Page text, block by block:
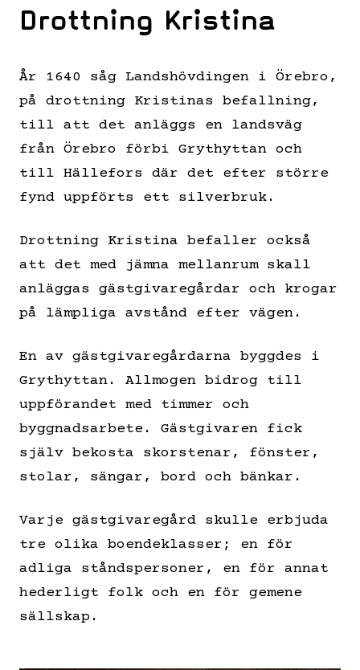
Drottning Kristina
År 1640 såg Landshövdingen i Örebro,
på drottning Kristinas befallning,
till att det anläggs en landsväg
från Örebro förbi Grythyttan och
till Hällefors där det efter större
fynd uppförts ett silverbruk.
Drottning Kristina befaller också
att det med jämna mellanrum skall
anläggas gästgivaregårdar och krogar
på lämpliga avstånd efter vägen.
En av gästgivaregårdarna byggdes i
Grythyttan. Allmogen bidrog till
uppförandet med timmer och
byggnadsarbete. Gästgivaren fick
själv bekosta skorstenar, fönster,
stolar, sängar, bord och bänkar.
Varje gästgivaregård skulle erbjuda
tre olika boendeklasser; en för
adliga ståndspersoner, en för annat
hederligt folk och en för gemene
sällskap.